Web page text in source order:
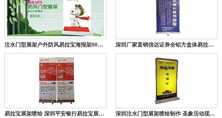
注水门型展架户外防风易拉宝海报架80X180宣传展示架子 深圳厂家直销信达证券全铝方盒体易拉宝喷绘制作
易拉宝展架喷绘 深圳平安银行易拉宝展架喷绘制作 深圳注水门型展架喷绘制作 圣象活动现场门型展架喷绘制作